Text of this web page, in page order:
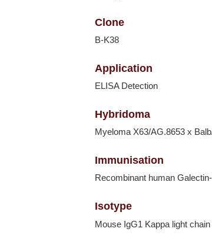
Clone
B-K38
Application
ELISA Detection
Hybridoma
Myeloma X63/AG.8653 x
Immunisation
Recombinant human
Isotype
Mouse IgG1 Kappa light chain